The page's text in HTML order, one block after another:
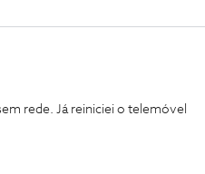
rede. Já reiniciei o telemóvel